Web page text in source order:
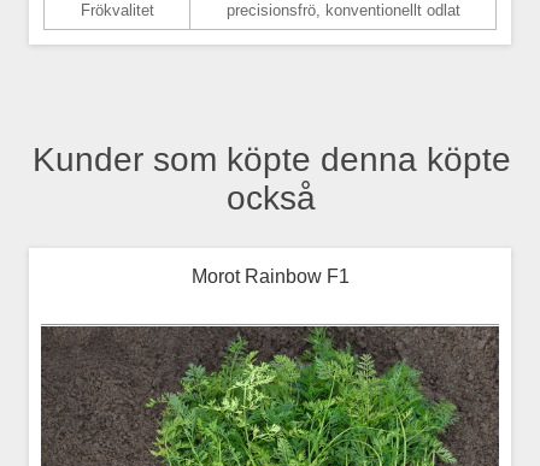
Frökvalitet precisionsfrö, konventionellt odlat
Kunder som köpte denna köpte
också
Morot Rainbow F1